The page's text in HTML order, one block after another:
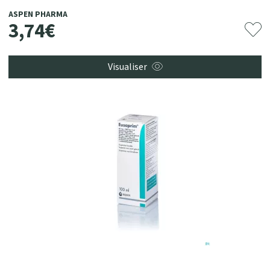
ASPEN PHARMA
3,74€
Visualiser